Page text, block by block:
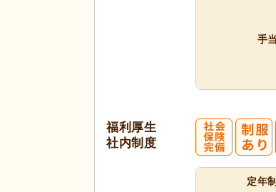
手当
福利厚生
社内制度
定年